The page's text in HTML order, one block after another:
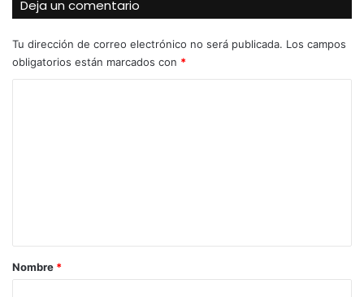
Deja un comentario
Tu dirección de correo electrónico no será publicada. Los campos
obligatorios están marcados con *
r
Nombre *